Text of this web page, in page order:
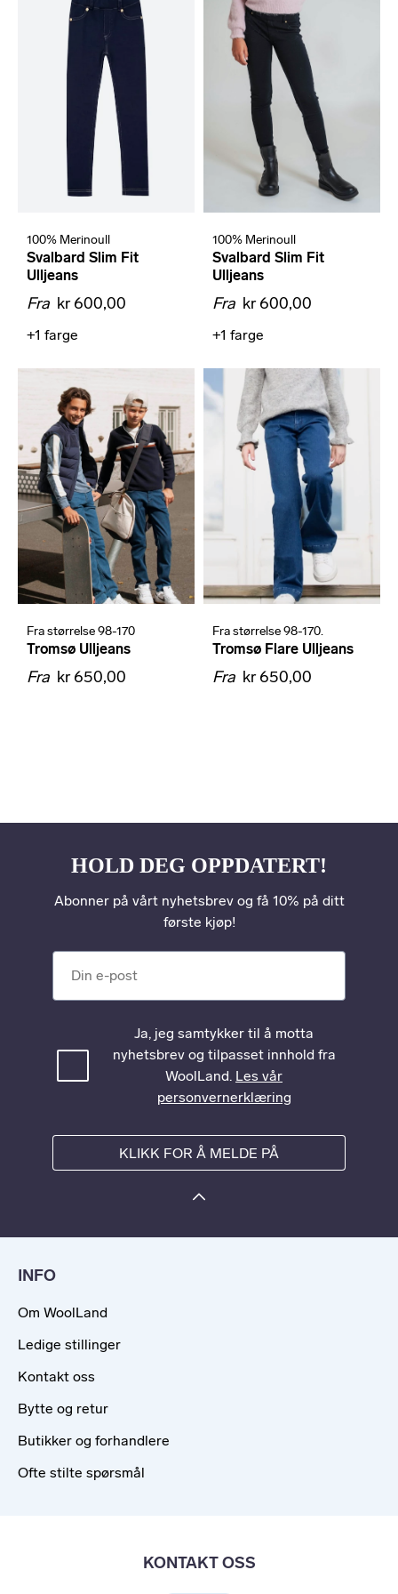
100% Merinoull
Svalbard Slim Fit
Ulljeans
Fra kr 600,00
+1 farge
100% Merinoull
Svalbard Slim Fit
Ulljeans
Fra kr 600,00
+1 farge
Fra størrelse 98-170
Tromsø Ulljeans
Fra kr 650,00
Fra størrelse 98-170.
Tromsø Flare Ulljeans
Fra kr 650,00
HOLD DEG OPPDATERT!
Abonner på vårt nyhetsbrev og få 10% på ditt
første kjøp!
Ja, jeg samtykker til å motta
nyhetsbrev og tilpasset innhold fra
WoolLand. Les vår
personvernerklæring
KLIKK FOR Å MELDE PÅ
INFO
Om WoolLand
Ledige stillinger
Kontakt oss
Bytte og retur
Butikker og forhandlere
Ofte stilte spørsmål
KONTAKT OSS